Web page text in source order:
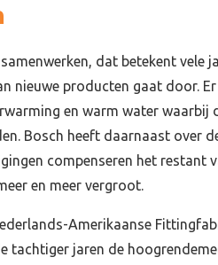
dat betekent vele
nieuwe producten gaat door.
en warm water waarbij
Bosch heeft daarnaast over
compenseren het restant
en meer vergroot.
Amerikaanse
tachtiger jaren de